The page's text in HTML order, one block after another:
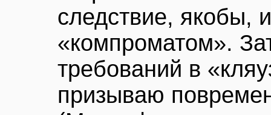
следствие, якобы,
«компроматом».
требований в
призываю